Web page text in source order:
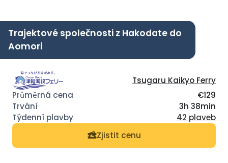
Trajektové společnosti z Hakodate do
Aomori
Tsugaru Kaikyo Ferry
€129
3h 38min
42 plaveb
Zjistit cenu